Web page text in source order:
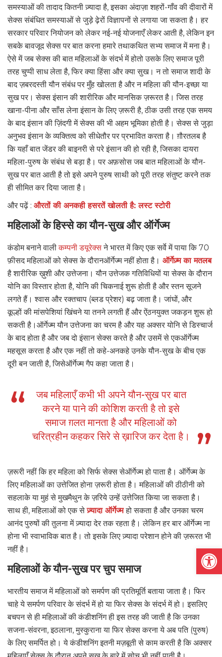
समस्याओं की तादाद कितनी ज़्यादा है, इसका अंदाज़ा शहरों-गाँव की दीवारों में
सेक्स संबंधित समस्याओं से जुड़े ढ़ेरों विज्ञापनों से लगाया जा सकता है। हर
सरकार परिवार नियोजन को लेकर नई-नई योजनाएँ लेकर आती है, लेकिन इन
सबके बावजूद सेक्स पर बात करना हमारे तथाकथित सभ्य समाज में मना है।
ऐसे में जब सेक्स की बात महिलाओं के संदर्भ में होतो उसके लिए समाज पूरी
तरह चुप्पी साध लेता है, फिर क्या हिंसा और क्या सुख। न तो समाज शादी के
बाद ज़बरदस्ती यौन संबंध पर मुँह खोलता है और न महिला की यौन-इच्छा या
सुख पर। सेक्स इंसान की शारीरिक और मानसिक ज़रूरत है। जिस तरह
खाना-पीना और साँस लेना इंसान के लिए ज़रूरी है, ठीक उसी तरह एक समय
के बाद इंसान की ज़िंदगी में सेक्स की भी अहम भूमिका होती है। सेक्स से जुड़ा
अनुभव इंसान के व्यक्तित्व को सीधेतौर पर प्रभावित करता है। ग़ौरतलब है
कि यहाँ बात जेंडर की बाइनरी से परे इंसान की हो रही है, जिसका दायरा
महिला-पुरुष के संबंध से बड़ा है। पर अफ़सोस जब बात महिलाओं के यौन-
सुख पर बात आती है तो इसे अपने पुरुष साथी को पूरी तरह संतुष्ट करने तक
ही सीमित कर दिया जाता है।
और पढ़ें : औरतों की अनकही हसरतें खोलती है: लस्ट स्टोरी
महिलाओं के हिस्से का यौन-सुख और ऑर्गेज्म
कंडोम बनाने वालीकम्पनी डयूरेक्सने भारत में किए एक सर्वे में पाया कि 70
फ़ीसद महिलाओं को सेक्स के दौरानऑर्गेज्म नहीं होता है। ऑर्गेज़्म का मतलब
है शारीरिक ख़ुशी और उत्तेजना। यौन उत्तेजक गतिविधियों या सेक्स के दौरान
योनि का विस्तार होता है, योनि की चिकनाई शुरू होती है और स्तन सूजने
लगते हैं। श्वास और रक्तचाप (ब्लड प्रेशर) बढ़ जाता है। जांघों, और
कूल्हों की मांसपेशियां खिंचने या तनने लगती हैं और ऐंठनयुक्त जकड़न शुरू हो
सकती है।ऑर्गेज्म यौन उत्तेजना का चरम है और यह अक्सर योनि से डिस्चार्ज
के बाद होता है और जब दो इंसान सेक्स करते है और उसमें से एकऑर्गेज्म
महसूस करता है और एक नहीं तो कहे-अनकहे उनके यौन-सुख के बीच एक
दूरी बन जाती है, जिसेऑर्गेज्म गैप कहा जाता है।
जब महिलाएँ कभी भी अपने यौन-सुख पर बात
करने या पाने की कोशिश करती है तो इसे
समाज ग़लत मानता है और महिलाओं को
चरित्रहीन कहकर सिरे से ख़ारिज कर देता है।
ज़रूरी नहीं कि हर महिला को सिर्फ सेक्स सेऑर्गेज्म हो पाता है। ऑर्गेज्म के
लिए महिलाओं का उत्तेजित होना ज़रूरी होता है। महिलाओं की ठीठीनी को
सहलाके या मुहं से मुखमैथुन के ज़रिये उन्हें उत्तेजित किया जा सकता है।
साथ ही, महिलाओं को एक सेज़्यादा ऑर्गेज्महो सकता है और उनका चरम
आनंद पुरुषों की तुलना में ज़्यादा देर तक रहता है। लेकिन हर बार ऑर्गेज्म ना
होना भी स्वाभाविक बात है। तो इसके लिए ज़्यादा परेशान होने की ज़रूरत भी
नहीं है।
महिलाओं के यौन-सुख पर चुप समाज
भारतीय समाज में महिलाओं को समर्पण की प्रतिमूर्ति बताया जाता है। फिर
चाहे ये समर्पण परिवार के संदर्भ में हो या फिर सेक्स के संदर्भ में हो। इसलिए
बचपन से ही महिलाओं की कंडीशनिंग ही इस तरह की जाती है कि उनका
सजना-संवरना, इठलाना, मुस्कुराना या फिर सेक्स करना ये अब पति (पुरुष)
के लिए समर्पित हो। ये कंडीशनिंग इतनी मज़बूती से काम करती है कि अक्सर